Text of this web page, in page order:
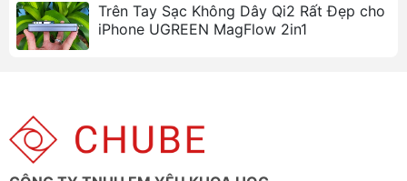
Trên Tay Sạc Không Dây Qi2 Rất Đẹp cho
iPhone UGREEN MagFlow 2in1